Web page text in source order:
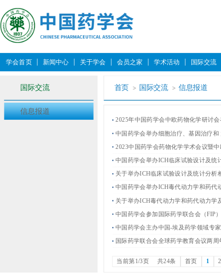
学会首页 新闻中心 关于学会 会员之家 学术活动 国际交流
国际交流
信息报道
首页 国际交流 信息报道
2025年中国药学会中欧药物化学研讨
中国药学会举办细胞治疗、基因治疗
2023中国药学会药物化学学术会议暨
中国药学会举办ICH临床试验设计及统
关于举办ICH临床试验设计及统计分析
中国药学会举办ICH毒代动力学和药代
关于举办ICH毒代动力学和药代动力学
中国药学会参加国际药学联合会（FIP
中国药学会主办中国-埃及药学领域专
国际药学联合会全球药学教育会议两
共24条
当前第1/3页 首页 1